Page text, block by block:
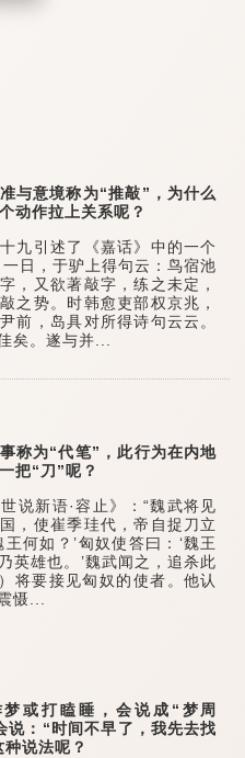
意境称为“推敲”，为什么
动作拉上关系呢？
引述了《嘉话》中的一个
日，于驴上得句云：鸟宿池
，又欲著敲字，练之未定，
之势。时韩愈吏部权京兆，
前，岛具对所得诗句云云。
矣。遂与并...
为“代笔”，此行为在内地
把“刀”呢？
新语·容止》：“魏武将见
，使崔季珪代，帝自捉刀立
何如？’匈奴使答曰：‘魏王
英雄也。’魏武闻之，追杀此
将要接见匈奴的使者。他认
慑...
打瞌睡，会说成“梦周
说：“时间不早了，我先去找
说法呢？